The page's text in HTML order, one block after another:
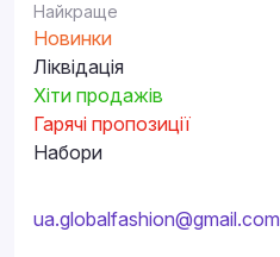
Найкраще
Новинки
Ліквідація
Хіти продажів
Гарячі пропозиції
Набори
ua.globalfashion@gmail.com